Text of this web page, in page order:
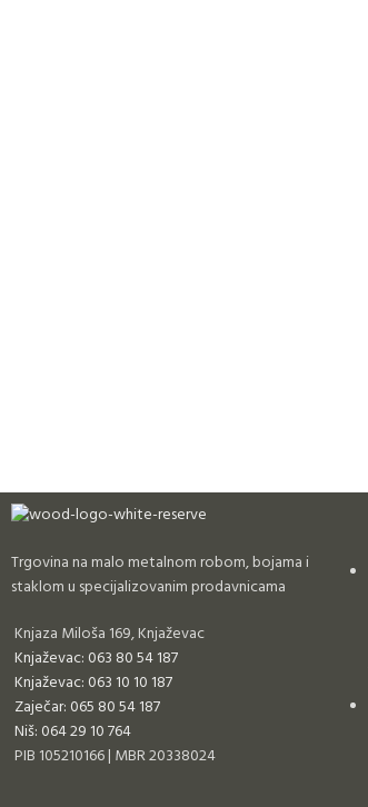
Trgovina na malo metalnom robom, bojama i
staklom u specijalizovanim prodavnicama
Knjaza Miloša 169, Knjaževac
Knjaževac: 063 80 54 187
Knjaževac: 063 10 10 187
Zaječar: 065 80 54 187
Niš: 064 29 10 764
PIB 105210166 | MBR 20338024